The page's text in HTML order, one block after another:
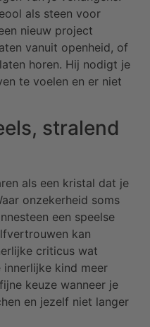
als steen voor
nieuw project
vanuit openheid, of
horen. Hij nodigt je
te voelen en er niet
stralend
als een kristal dat je
onzekerheid soms
een speelse
kan
criticus wat
kind meer
keuze wanneer je
en jezelf niet langer